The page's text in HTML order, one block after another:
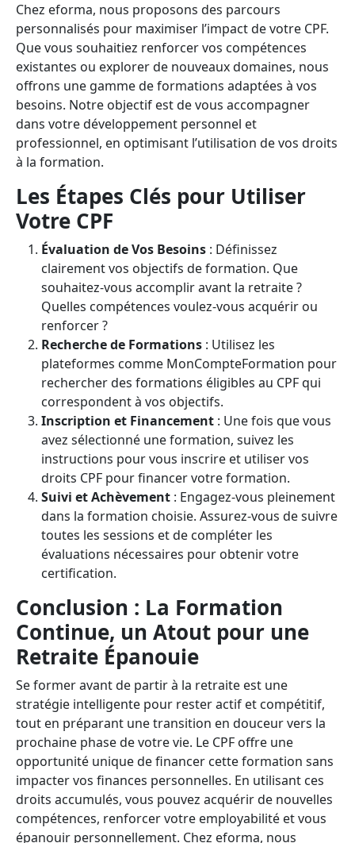
Chez eforma, nous proposons des parcours
personnalisés pour maximiser l’impact de votre CPF.
Que vous souhaitiez renforcer vos compétences
existantes ou explorer de nouveaux domaines, nous
offrons une gamme de formations adaptées à vos
besoins. Notre objectif est de vous accompagner
dans votre développement personnel et
professionnel, en optimisant l’utilisation de vos droits
à la formation.
Les Étapes Clés pour Utiliser
Votre CPF
Évaluation de Vos Besoins : Définissez
clairement vos objectifs de formation. Que
souhaitez-vous accomplir avant la retraite ?
Quelles compétences voulez-vous acquérir ou
renforcer ?
Recherche de Formations : Utilisez les
plateformes comme MonCompteFormation pour
rechercher des formations éligibles au CPF qui
correspondent à vos objectifs.
Inscription et Financement : Une fois que vous
avez sélectionné une formation, suivez les
instructions pour vous inscrire et utiliser vos
droits CPF pour financer votre formation.
Suivi et Achèvement : Engagez-vous pleinement
dans la formation choisie. Assurez-vous de suivre
toutes les sessions et de compléter les
évaluations nécessaires pour obtenir votre
certification.
Conclusion : La Formation
Continue, un Atout pour une
Retraite Épanouie
Se former avant de partir à la retraite est une
stratégie intelligente pour rester actif et compétitif,
tout en préparant une transition en douceur vers la
prochaine phase de votre vie. Le CPF offre une
opportunité unique de financer cette formation sans
impacter vos finances personnelles. En utilisant ces
droits accumulés, vous pouvez acquérir de nouvelles
compétences, renforcer votre employabilité et vous
épanouir personnellement. Chez eforma, nous